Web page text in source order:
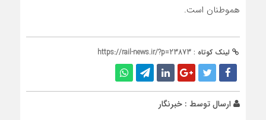
هموطنان است.
لینک کوتاه : https://rail-news.ir/?p=23873
ارسال توسط : خبرنگار